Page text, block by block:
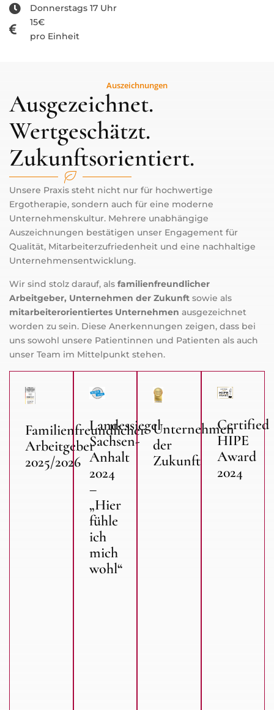
Donnerstags 17 Uhr
15€
pro Einheit
Auszeichnungen
Ausgezeichnet.
Wertgeschätzt.
Zukunftsorientiert.
Unsere Praxis steht nicht nur für hochwertige
Ergotherapie, sondern auch für eine moderne
Unternehmenskultur. Mehrere unabhängige
Auszeichnungen bestätigen unser Engagement für
Qualität, Mitarbeiterzufriedenheit und eine nachhaltige
Unternehmensentwicklung.
Wir sind stolz darauf, als familienfreundlicher
Arbeitgeber, Unternehmen der Zukunft sowie als
mitarbeiterorientiertes Unternehmen ausgezeichnet
worden zu sein. Diese Anerkennungen zeigen, dass bei
uns sowohl unsere Patientinnen und Patienten als auch
unser Team im Mittelpunkt stehen.
Familienfreundlicher
Arbeitgeber
2025/2026
Landessiegel
Sachsen-
Anhalt
2024
–
„Hier
fühle
ich
mich
wohl“
Unternehmen
der
Zukunft
Certified
HIPE
Award
2024